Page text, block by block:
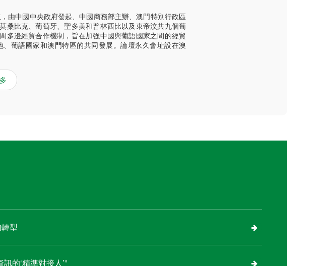
由中國中央政府發起、中國商務部主辦、澳門特別行政區
桑比克、葡萄牙、聖多美和普林西比以及東帝汶共九個葡
多邊經貿合作機制，旨在加強中國與葡語國家之間的經貿
葡語國家和澳門特區的共同發展。論壇永久會址設在澳
型
的‘精準對接人’”